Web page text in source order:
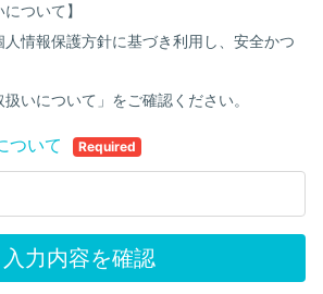
ついて】
情報保護方針に基づき利用し、安全かつ
いについて」をご確認ください。
ついて Required
入力内容を確認